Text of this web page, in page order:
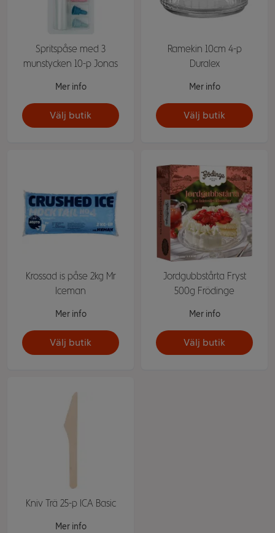
Spritspåse med 3
munstycken 10-p Jonas
Mer info
Välj butik
Ramekin 10cm 4-p
Duralex
Mer info
Välj butik
Krossad is påse 2kg Mr
Iceman
Mer info
Välj butik
Jordgubbstårta Fryst
500g Frödinge
Mer info
Välj butik
Kniv Trä 25-p ICA Basic
Mer info